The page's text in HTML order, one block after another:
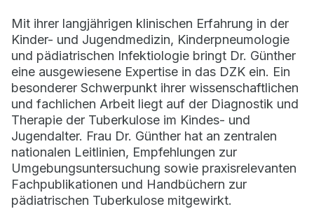
Mit ihrer langjährigen klinischen Erfahrung in der
Kinder- und Jugendmedizin, Kinderpneumologie
und pädiatrischen Infektiologie bringt Dr. Günther
eine ausgewiesene Expertise in das DZK ein. Ein
besonderer Schwerpunkt ihrer wissenschaftlichen
und fachlichen Arbeit liegt auf der Diagnostik und
Therapie der Tuberkulose im Kindes- und
Jugendalter. Frau Dr. Günther hat an zentralen
nationalen Leitlinien, Empfehlungen zur
Umgebungsuntersuchung sowie praxisrelevanten
Fachpublikationen und Handbüchern zur
pädiatrischen Tuberkulose mitgewirkt.